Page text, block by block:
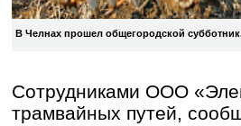
В Челнах прошел общегородской
Сотрудниками ООО
трамвайных путей,